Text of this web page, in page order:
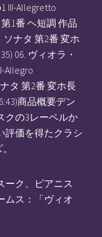
III-Allegretto
1番 ヘ短調 作品
ソナタ 第2番 変ホ
06. ヴィオラ・
Allegro
タ 第2番 変ホ長
商品概要デン
クの3レーベルか
評価を得たクラシ
ーク、ピアニス
ムス：「ヴィオ